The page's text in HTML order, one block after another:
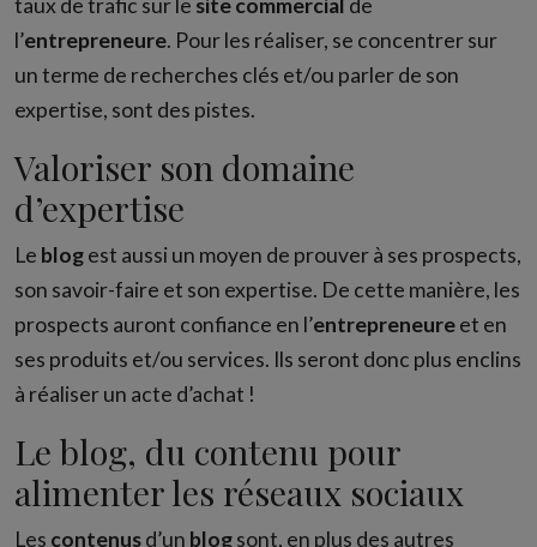
taux de trafic sur le sitecommercial de
l’entrepreneure. Pour les réaliser, se concentrer sur
un terme de recherches clés et/ou parler de son
expertise, sont des pistes.
Valoriser son domaine
d’expertise
Le blogest aussi un moyen de prouver à ses prospects,
son savoir-faire et son expertise. De cette manière, les
prospects auront confiance en l’entrepreneureet en
ses produits et/ou services. Ils seront donc plus enclins
à réaliser un acte d’achat !
Le blog, du contenu pour
alimenter les réseaux sociaux
Les contenusd’un blogsont, en plus des autres